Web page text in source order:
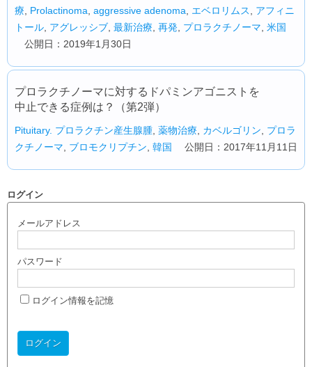
療
Prolactinoma aggressive adenoma エベロリムス
アフィニ
トール アグレッシブ 最新治療 再発 プロラクチノーマ 米国
公開日：2019年1月30日
プロラクチノーマに対するドパミンアゴニストを
中止できる症例は？（第2弾）
Pituitary. プロラクチン産生腺腫 薬物治療 カベルゴリン
プロラ
クチノーマ
ブロモクリプチン 韓国 公開日：2017年11月11日
ログイン
メールアドレス
パスワード
ログイン情報を記憶